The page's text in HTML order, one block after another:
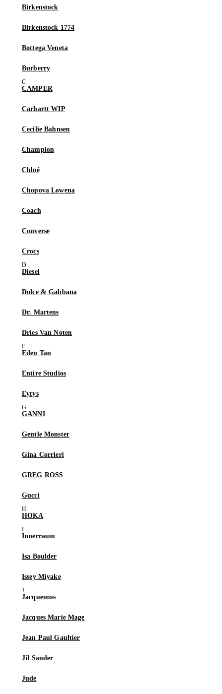
Birkenstock
Birkenstock 1774
Bottega Veneta
Burberry
CAMPER
Carhartt WIP
Cecilie Bahnsen
Champion
Chloé
Chopova Lowena
Coach
Converse
Crocs
Diesel
Dolce & Gabbana
Dr. Martens
Dries Van Noten
Eden Tan
Entire Studios
Eytys
GANNI
Gentle Monster
Gina Corrieri
GREG ROSS
Gucci
HOKA
Innerraum
Isa Boulder
Issey Miyake
Jacquemus
Jacques Marie Mage
Jean Paul Gaultier
Jil Sander
Jude